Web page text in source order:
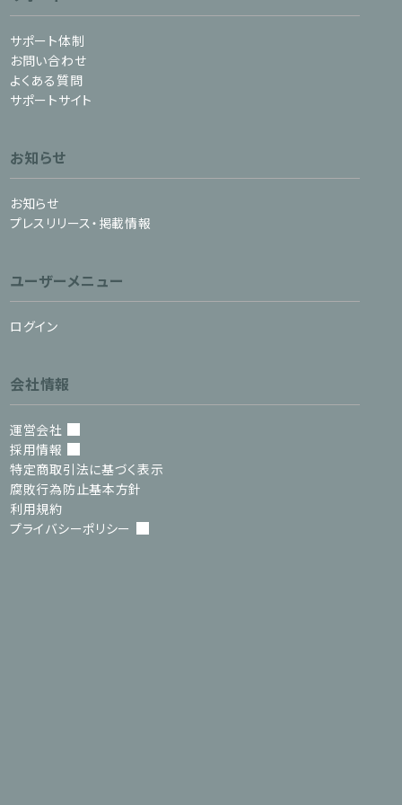
サポート体制
お問い合わせ
よくある質問
サポートサイト
お知らせ
お知らせ
プレスリリース・掲載情報
ユーザーメニュー
ログイン
会社情報
運営会社
採用情報
特定商取引法に基づく表示
腐敗行為防止基本方針
利用規約
プライバシーポリシー